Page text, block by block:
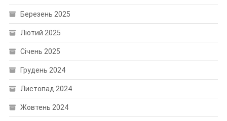
Березень 2025
Лютий 2025
Січень 2025
Грудень 2024
Листопад 2024
Жовтень 2024